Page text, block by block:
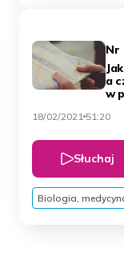
Nr
a
w
18/02/2021 51:20
Słuchaj
Biologia,